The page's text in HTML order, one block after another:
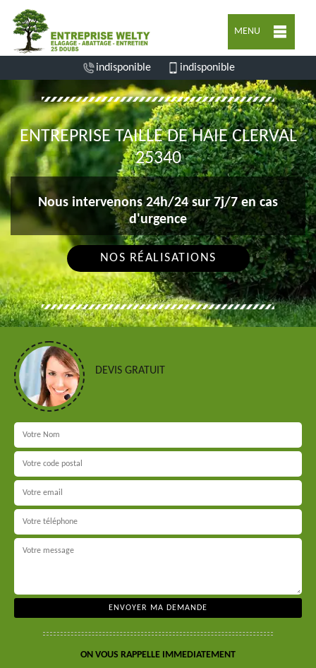
MENU
indisponible indisponible
ENTREPRISE TAILLE DE HAIE CLERVAL
25340
Nous intervenons 24h/24 sur 7j/7 en cas
d'urgence
NOS RÉALISATIONS
DEVIS GRATUIT
ON VOUS RAPPELLE IMMEDIATEMENT